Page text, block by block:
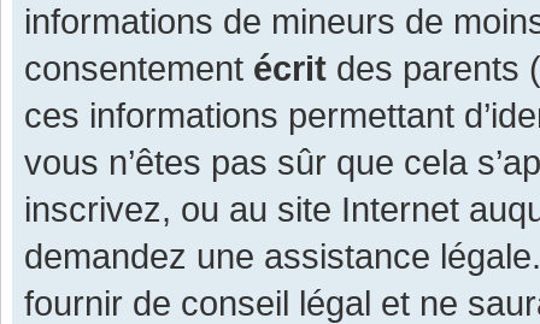
informations de mineurs de
consentement écrit des parents
ces informations permettant
vous n’êtes pas sûr que cela
inscrivez, ou au site Internet
demandez une assistance
fournir de conseil légal et ne